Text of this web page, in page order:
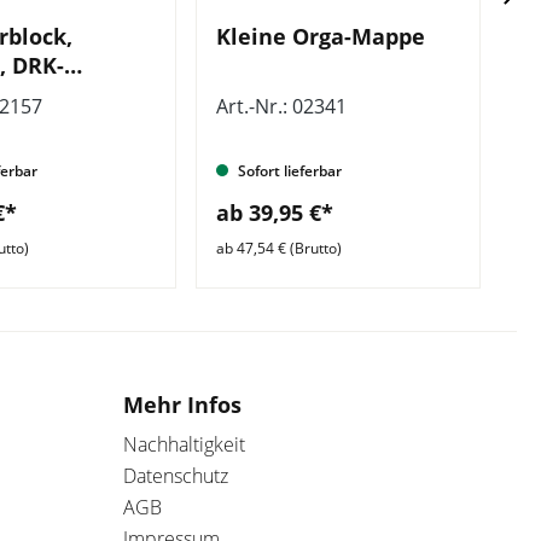
DRK-
geprägt
Kleine Orga-Mappe
Art.-Nr.: 02341
Sofort lieferbar
ab 39,95 €*
ab 47,54 € (Brutto)
Mehr Infos
Nachhaltigkeit
Datenschutz
AGB